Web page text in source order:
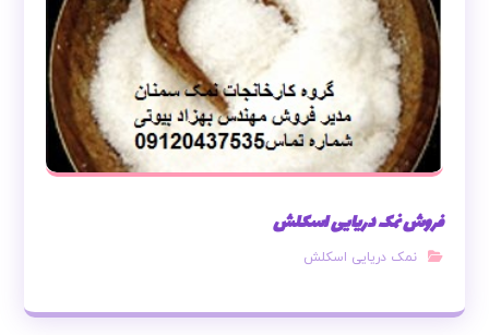
فروش نمک دریایی اسکلش
نمک دریایی اسکلش